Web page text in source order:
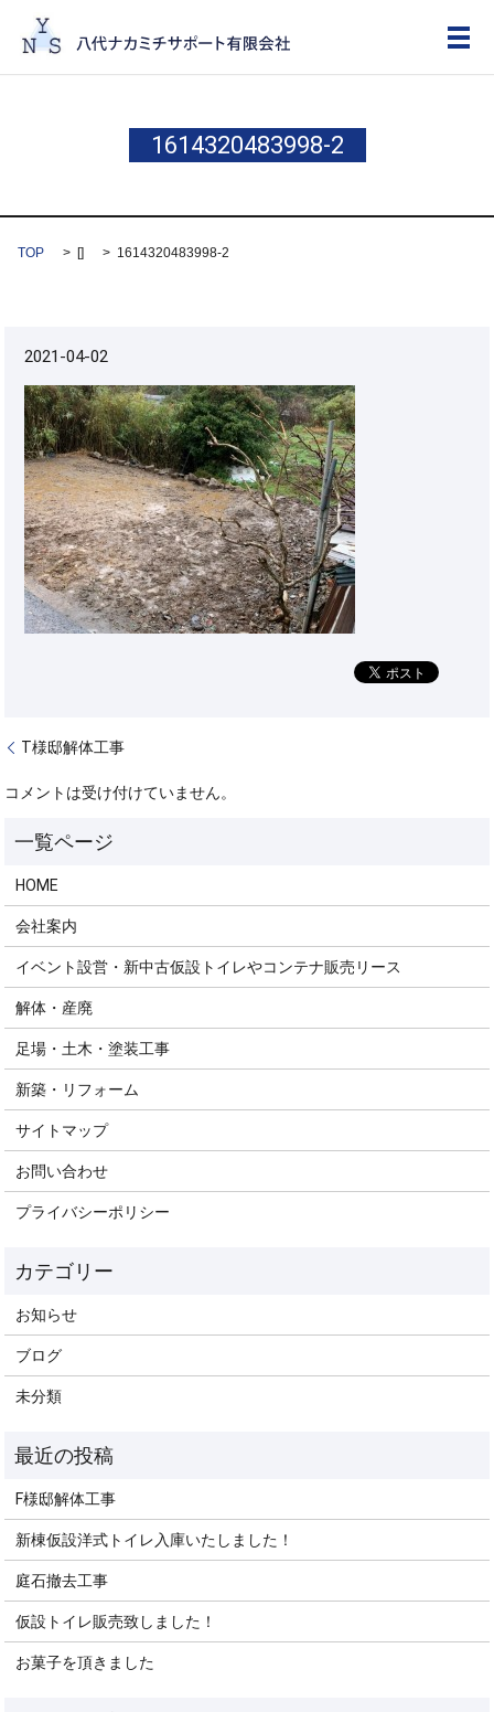
メ
1614320483998-2
TOP [] 1614320483998-2
2021-04-02
T様邸解体工事
コメントは受け付けていません。
HOME
会社案内
イベント設営・新中古仮設トイレやコンテナ販売リース
解体・産廃
足場・土木・塗装工事
新築・リフォーム
サイトマップ
お問い合わせ
プライバシーポリシー
お知らせ
ブログ
未分類
F様邸解体工事
新棟仮設洋式トイレ入庫いたしました！
庭石撤去工事
仮設トイレ販売致しました！
お菓子を頂きました